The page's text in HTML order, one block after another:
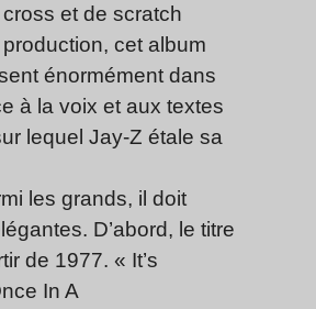
et de scratch
cet album
énormément dans
à la voix et aux textes
lequel Jay-Z étale sa
les grands, il doit
D’abord, le titre
de 1977. « It’s
In A